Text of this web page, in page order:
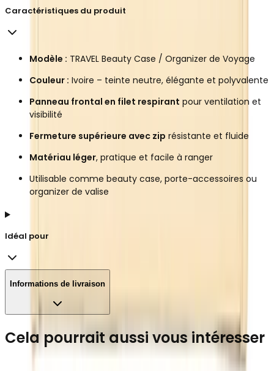
Caractéristiques du produit
Modèle : TRAVEL Beauty Case / Organizer de Voyage
Couleur : Ivoire – teinte neutre, élégante et polyvalente
Panneau frontal en filet respirant pour ventilation et
visibilité
Fermeture supérieure avec zip résistante et fluide
Matériau léger, pratique et facile à ranger
Utilisable comme beauty case, porte-accessoires ou
organizer de valise
Idéal pour
Informations de livraison
Cela pourrait aussi vous intéresser